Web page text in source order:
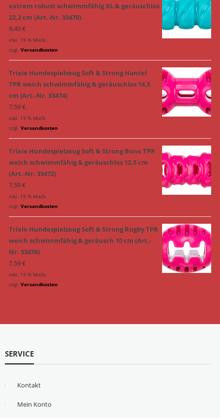
extrem robust schwimmfähig XL & geräuschlos
22,2 cm (Art.-Nr. 33470)
9,49€
inkl. 19 % MwSt.
zzgl. Versandkosten
Trixie Hundespielzeug Soft & Strong Hantel
TPR weich schwimmfähig & geräuschlos 14,5
cm (Art.-Nr. 33474)
7,59€
inkl. 19 % MwSt.
zzgl. Versandkosten
Trixie Hundespielzeug Soft & Strong Bone TPR
weich schwimmfähig & geräuschlos 12,5 cm
(Art.-Nr. 33472)
7,59€
inkl. 19 % MwSt.
zzgl. Versandkosten
Trixie Hundespielzeug Soft & Strong Rugby TPR
weich schwimmfähig & geräusch 10 cm (Art.-
Nr. 33476)
7,59€
inkl. 19 % MwSt.
zzgl. Versandkosten
SERVICE
Kontakt
Mein Konto